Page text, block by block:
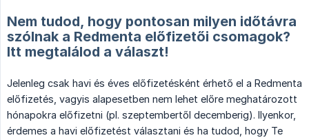
Nem tudod, hogy pontosan milyen időtávra
szólnak a Redmenta előfizetői csomagok?
Itt megtalálod a választ!
Jelenleg csak havi és éves előfizetésként érhető el a Redmenta
előfizetés, vagyis alapesetben nem lehet előre meghatározott
hónapokra előfizetni (pl. szeptembertől decemberig). Ilyenkor,
érdemes a havi előfizetést választani és ha tudod, hogy Te